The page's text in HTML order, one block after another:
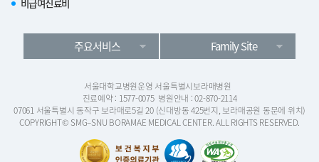
주요서비스 Family Site
서울대학교병원운영 서울특별시보라매병원
진료예약 : 1577-0075 병원안내 : 02-870-2114
07061 서울특별시 동작구 보라매로5길 20 (신대방동 425번지, 보라매공원 동문에 위치)
COPYRIGHT© SMG–SNU BORAMAE MEDICAL CENTER. ALL RIGHTS RESERVED.